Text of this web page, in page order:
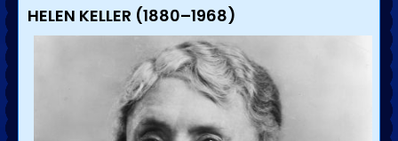
HELEN KELLER (1880–1968)